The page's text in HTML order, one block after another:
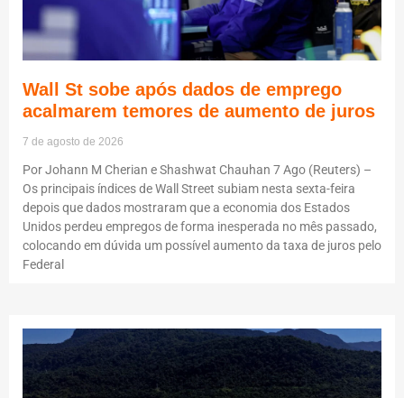
Wall St sobe após dados de emprego
acalmarem temores de aumento de juros
7 de agosto de 2026
Por Johann M Cherian e Shashwat Chauhan 7 Ago (Reuters) –
Os principais índices de Wall Street subiam nesta sexta-feira
depois que dados mostraram que a economia dos Estados
Unidos perdeu empregos de forma inesperada no mês passado,
colocando em dúvida um possível aumento da taxa de juros pelo
Federal